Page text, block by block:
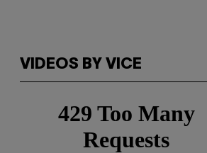
VIDEOS BY VICE